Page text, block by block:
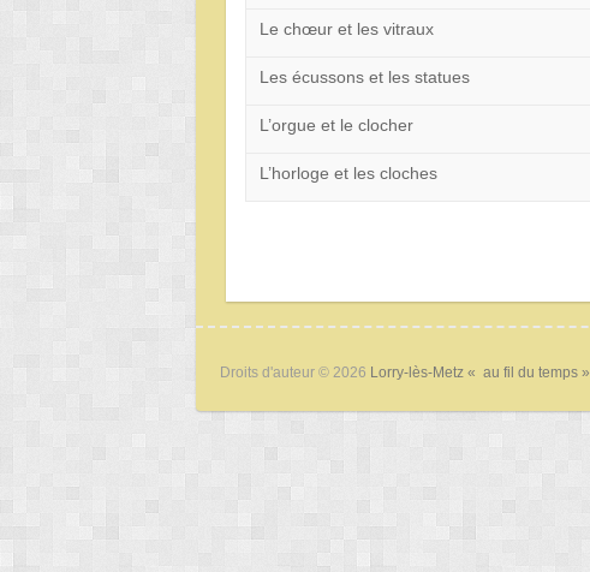
Le chœur et les vitraux
Les écussons et les statues
L’orgue et le clocher
L’horloge et les cloches
Droits d'auteur © 2026 Lorry-lès-Metz « au fil du temps »